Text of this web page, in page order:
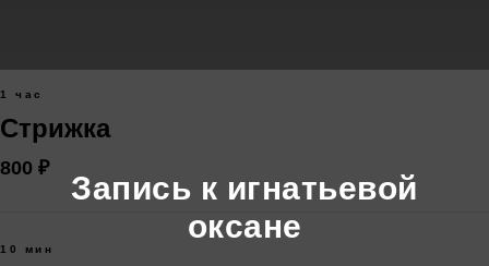
Запись к игнатьевой
оксане
1 час
Стрижка
800 ₽
10 мин